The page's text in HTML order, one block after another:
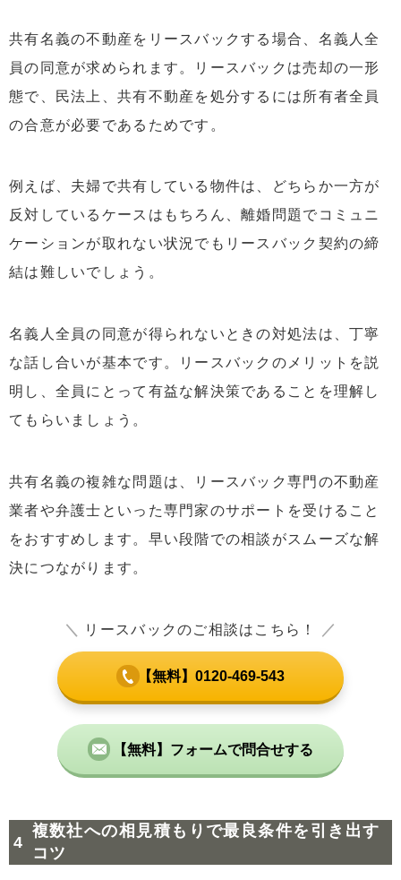
共有名義の不動産をリースバックする場合、名義人全
員の同意が求められます。リースバックは売却の一形
態で、民法上、共有不動産を処分するには所有者全員
の合意が必要であるためです。
例えば、夫婦で共有している物件は、どちらか一方が
反対しているケースはもちろん、離婚問題でコミュニ
ケーションが取れない状況でもリースバック契約の締
結は難しいでしょう。
名義人全員の同意が得られないときの対処法は、丁寧
な話し合いが基本です。リースバックのメリットを説
明し、全員にとって有益な解決策であることを理解し
てもらいましょう。
共有名義の複雑な問題は、リースバック専門の不動産
業者や弁護士といった専門家のサポートを受けること
をおすすめします。早い段階での相談がスムーズな解
決につながります。
＼ リースバックのご相談はこちら！ ／
【無料】0120-469-543
【無料】フォームで問合せする
複数社への相見積もりで最良条件を引き出す
コツ